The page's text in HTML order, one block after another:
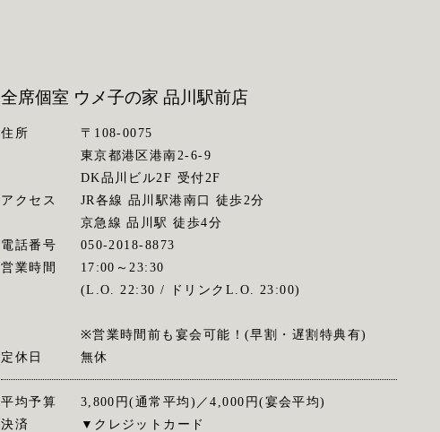
全席個室 ウメ子の家 品川駅前店
住所
〒108-0075
東京都港区港南2-6-9
DK品川ビル2F 受付2F
アクセス
JR各線 品川駅港南口 徒歩2分
京急線 品川駅 徒歩4分
電話番号
050-2018-8873
営業時間
17:00～23:30
(L.O. 22:30 / ドリンクL.O. 23:00)
※営業時間前も宴会可能！(早割・遅割特典有)
定休日
無休
平均予算
3,800円(通常平均)／4,000円(宴会平均)
決済
▼クレジットカード